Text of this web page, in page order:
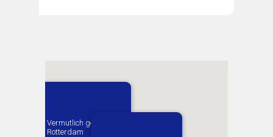
Vermutlich geboren in
Rotterdam